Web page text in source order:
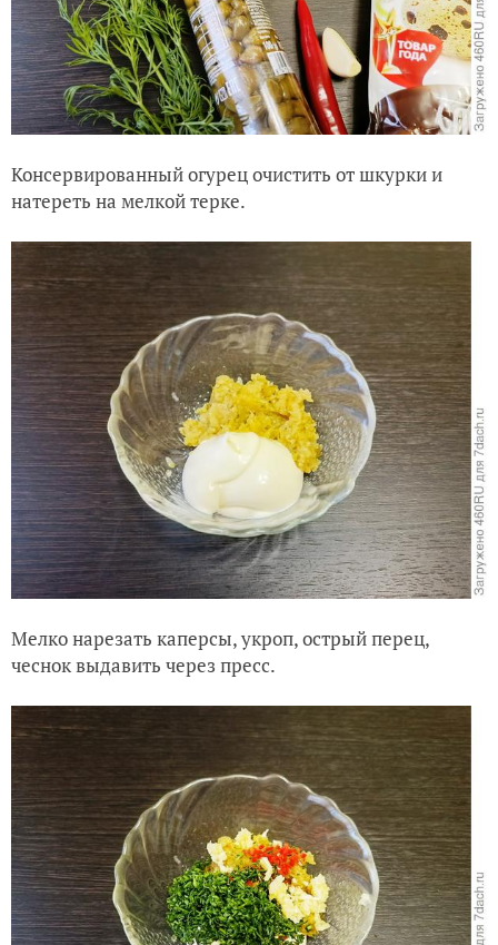
Консервированный огурец очистить от шкурки и
натереть на мелкой терке.
Мелко нарезать каперсы, укроп, острый перец,
чеснок выдавить через пресс.